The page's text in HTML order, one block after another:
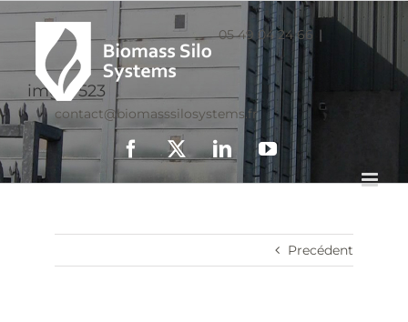
05 49 04 24 66 |
contact@biomasssilosystems.fr
Facebook
X LinkedInYouTube
img_7523
Precédent